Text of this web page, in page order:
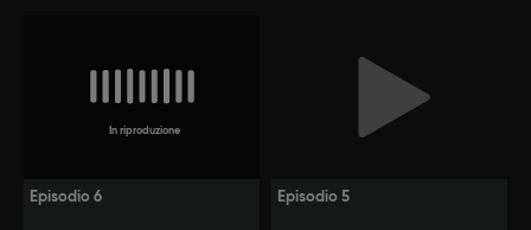
In riproduzione
Episodio 6 Episodio 5